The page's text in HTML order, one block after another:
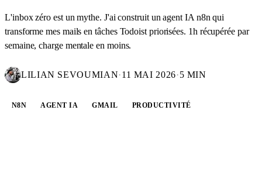
L'inbox zéro est un mythe. J'ai construit un agent IA n8n qui
transforme mes mails en tâches Todoist priorisées. 1h récupérée par
semaine, charge mentale en moins.
LILIAN SEVOUMIAN·11 MAI 2026·5 MIN
N8N AGENT IA GMAIL PRODUCTIVITÉ